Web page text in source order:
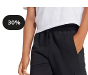
30%